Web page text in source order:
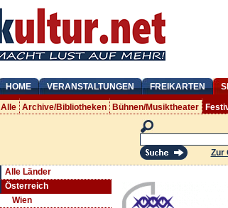
HOME VERANSTALTUNGEN FREIKARTEN
Alle Archive/Bibliotheken Bühnen/Musiktheater
Zur
Alle Länder
Österreich
Wien